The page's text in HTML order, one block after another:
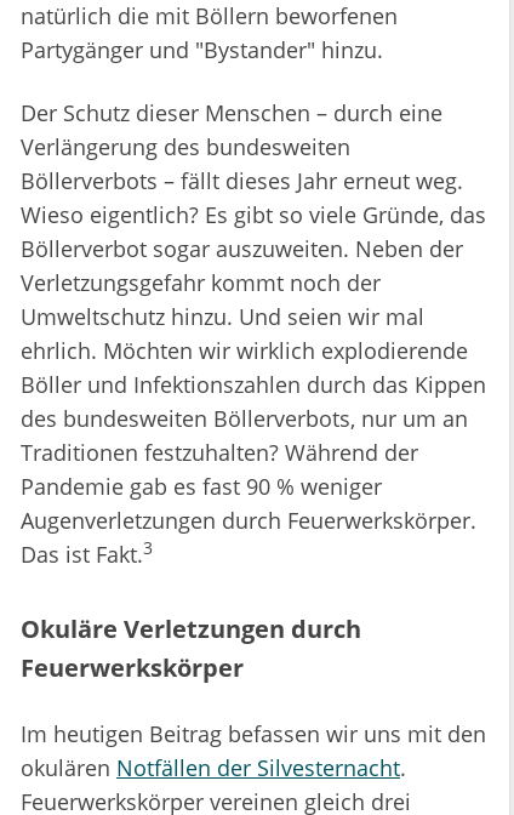
natürlich die mit Böllern beworfenen
Partygänger und "Bystander" hinzu.
Der Schutz dieser Menschen – durch eine
Verlängerung des bundesweiten
Böllerverbots – fällt dieses Jahr erneut weg.
Wieso eigentlich? Es gibt so viele Gründe, das
Böllerverbot sogar auszuweiten. Neben der
Verletzungsgefahr kommt noch der
Umweltschutz hinzu. Und seien wir mal
ehrlich. Möchten wir wirklich explodierende
Böller und Infektionszahlen durch das Kippen
des bundesweiten Böllerverbots, nur um an
Traditionen festzuhalten? Während der
Pandemie gab es fast 90 % weniger
Augenverletzungen durch Feuerwerkskörper.
Das ist Fakt.3
Okuläre Verletzungen durch
Feuerwerkskörper
Im heutigen Beitrag befassen wir uns mit den
okulären Notfällen der Silvesternacht.
Feuerwerkskörper vereinen gleich drei